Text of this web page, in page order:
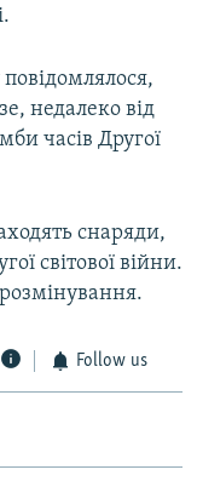
недалеко від
часів Другої
снаряди,
світової війни.
Follow us